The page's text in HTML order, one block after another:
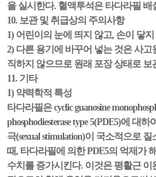
을 실시한다. 혈액투석은 타다라필
10. 보관 및 취급상의 주의사항
1) 어린이의 눈에 띄지 않고, 손이 닿
2) 다른 용기에 바꾸어 넣는 것은 사
직하지 않으므로 원래 포장 상태로 보
11. 기타
1) 약력학적 특성
타다라필은 cyclic guanosine
phosphodiesterase type 5(PDE5)에 대
극(sexual stimulation)이 국소적으로
때, 타다라필에 의한 PDE5의 억제가
수치를 증가시킨다. 이것은 평활근 이